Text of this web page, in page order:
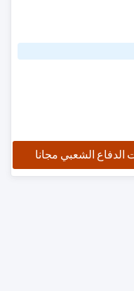
الدفاع الشعبي مجانا